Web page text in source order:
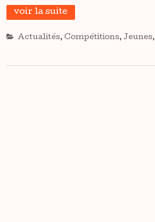
voir la suite
Actualités, Compétitions, Jeunes,